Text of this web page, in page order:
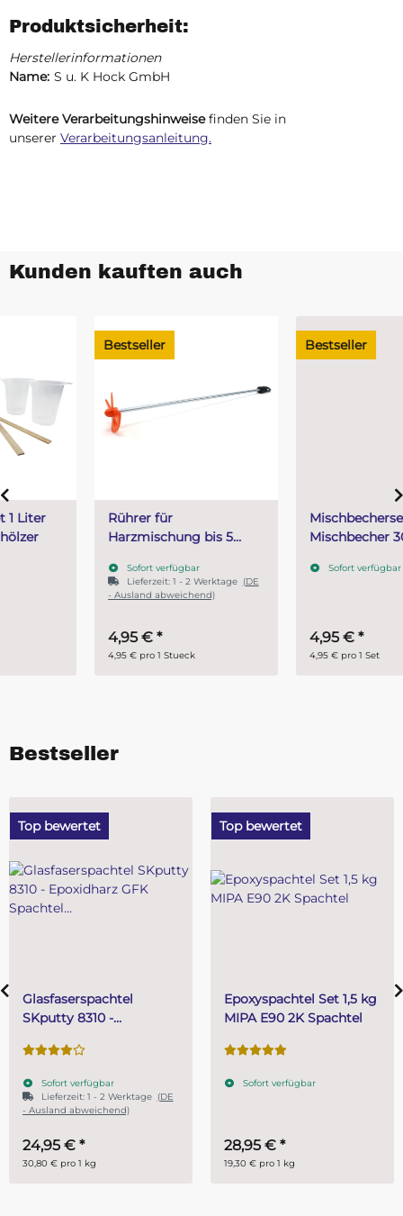
Produktsicherheit:
Herstellerinformationen
Name: S u. K Hock GmbH
Weitere Verarbeitungshinweisefinden Sie in
unserer Verarbeitungsanleitung.
Kunden kauften auch
Rührer für
Harzmischung bis 5
lösemittelbeständig
Sofort verfügbar
1 - 2 Werktage(DE
- Ausland abweichend)
4,95 € pro 1 Stueck
Mischbecherset - 5
Mischbecher 300 ml + 5
Sofort verfügbar
Bestseller
Top bewertet
Epoxyspachtel Set 1,5 kg
MIPA E90 2K Spachtel
Sofort verfügbar
28,95 €*
19,30 € pro 1 kg
Top bewertet
PUR (Resin) 4 Minuten
Gießharz SKresin 6804
Sofort verfügbar
ab14,95 €
29,90 € pro 1 kg